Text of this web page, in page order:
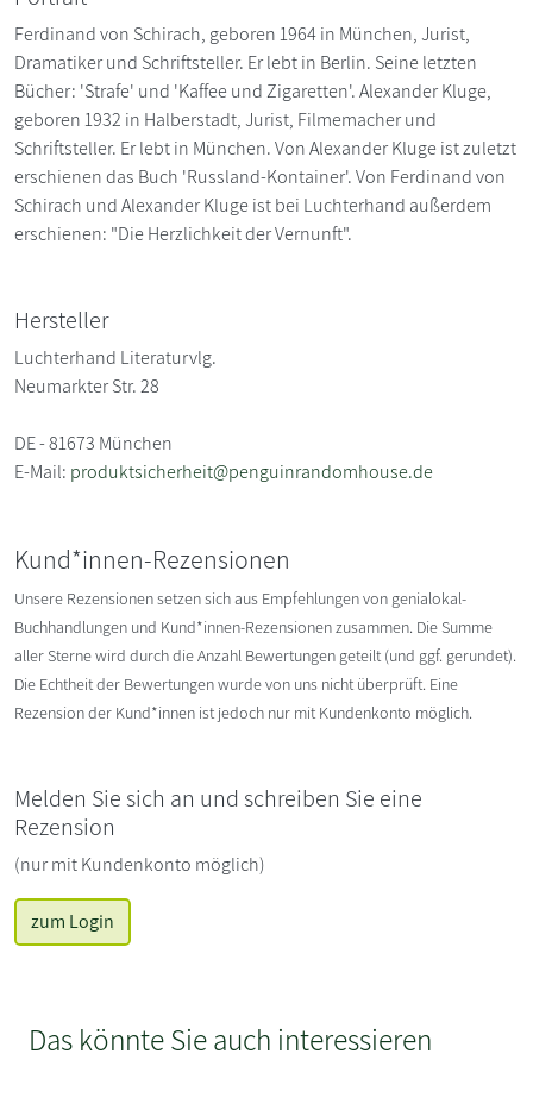
Ferdinand von Schirach, geboren 1964 in München, Jurist,
Dramatiker und Schriftsteller. Er lebt in Berlin. Seine letzten
Bücher: 'Strafe' und 'Kaffee und Zigaretten'. Alexander Kluge,
geboren 1932 in Halberstadt, Jurist, Filmemacher und
Schriftsteller. Er lebt in München. Von Alexander Kluge ist zuletzt
erschienen das Buch 'Russland-Kontainer'. Von Ferdinand von
Schirach und Alexander Kluge ist bei Luchterhand außerdem
erschienen: "Die Herzlichkeit der Vernunft".
Hersteller
Luchterhand Literaturvlg.
Neumarkter Str. 28
DE - 81673 München
E-Mail: produktsicherheit@penguinrandomhouse.de
Kund*innen-Rezensionen
Unsere Rezensionen setzen sich aus Empfehlungen von genialokal-
Buchhandlungen und Kund*innen-Rezensionen zusammen. Die Summe
aller Sterne wird durch die Anzahl Bewertungen geteilt (und ggf. gerundet).
Die Echtheit der Bewertungen wurde von uns nicht überprüft. Eine
Rezension der Kund*innen ist jedoch nur mit Kundenkonto möglich.
Melden Sie sich an und schreiben Sie eine
Rezension
(nur mit Kundenkonto möglich)
zum Login
Das könnte Sie auch interessieren